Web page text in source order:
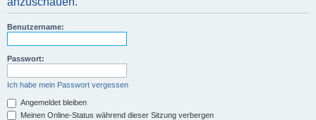
h
Benutzername:
Passwort:
Ich habe mein Passwort vergessen
Angemeldet bleiben
Meinen Online-Status während dieser Sitzung verbergen